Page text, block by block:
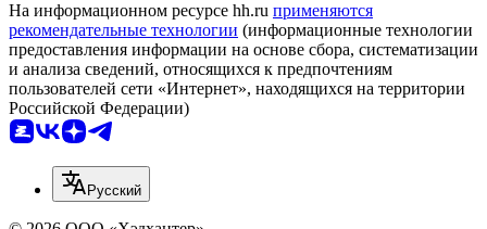
На информационном ресурсе hh.ru применяются
рекомендательные технологии (информационные технологии
предоставления информации на основе сбора, систематизации
и анализа сведений, относящихся к предпочтениям
пользователей сети «Интернет», находящихся на территории
Российской Федерации)
Русский